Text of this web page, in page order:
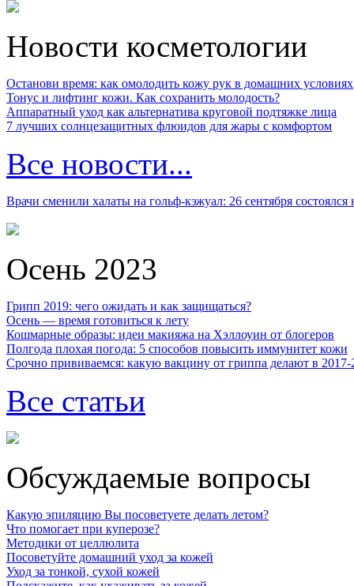
Новости косметологии
Останови время: как омолодить кожу рук в домашних условиях
Тонус и лифтинг кожи. Как сохранить молодость?
Аппаратный уход как альтернатива круговой подтяжке лица
7 лучших солнцезащитных флюидов для жары с комфортом
Все новости...
Врачи сменили халаты на гольф-кэжуал: 26 сентября
Осень 2023
Грипп 2019: чего ожидать и как защищаться?
Осень — время готовиться к лету
Кошмарные образы: идеи макияжа на Хэллоуин от блогеров
Полгода плохая погода: 5 способов повысить иммунитет кожи
Срочно прививаемся: какую вакцину от гриппа делают в 2017-
Все статьи
Обсуждаемые вопросы
Какую эпиляцию Вы посоветуете делать летом?
Что помогает при куперозе?
Методики от целлюлита
Посоветуйте домашний уход за кожей
Уход за тонкой, сухой кожей